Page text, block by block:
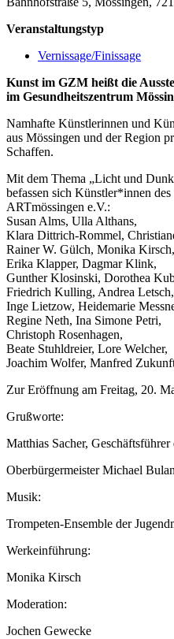
Veranstaltungstyp
Vernissage/Finissage
Kunst im GZM heißt die
im Gesundheitszentrum
Namhafte Künstlerinnen und
aus Mössingen und der Region
Schaffen.
Mit dem Thema „Licht und
befassen sich Künstler*innen des
ARTmössingen e.V.:
Susan Alms, Ulla Althans,
Klara Dittrich-Rommel,
Rainer W. Gülch, Monika Kirsch,
Erika Klapper, Dagmar Klink,
Gunther Klosinski, Dorothea
Friedrich Kulling, Andrea Letsch,
Inge Lietzow, Heidemarie
Regine Neth, Ina Simone Petri,
Christoph Rosenhagen,
Beate Stuhldreier, Lore Welcher,
Joachim Wolfer, Manfred
Zur Eröffnung am Freitag, 20.
Grußworte:
Matthias Sacher,
Oberbürgermeister Michael
Musik:
Trompeten-Ensemble der
Werkeinführung:
Monika Kirsch
Moderation:
Jochen Gewecke